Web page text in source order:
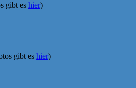
gibt es hier)
gibt es hier)